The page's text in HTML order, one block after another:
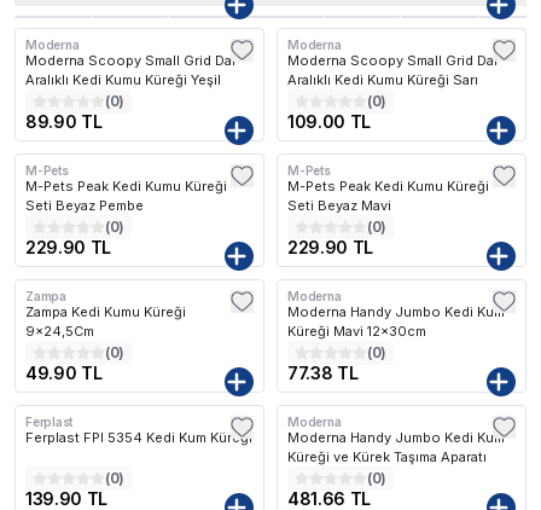
Moderna
Moderna Scoopy Small Grid Dar
Aralıklı Kedi Kumu Küreği Yeşil
(0)
89.90 TL
Moderna
Moderna Scoopy Small Grid Dar
Aralıklı Kedi Kumu Küreği Sarı
(0)
109.00 TL
M-Pets
M-Pets Peak Kedi Kumu Küreği
Seti Beyaz Pembe
(0)
229.90 TL
M-Pets
M-Pets Peak Kedi Kumu Küreği
Seti Beyaz Mavi
(0)
229.90 TL
Zampa
Zampa Kedi Kumu Küreği
9x24,5Cm
(0)
49.90 TL
Moderna
Moderna Handy Jumbo Kedi Kum
Küreği Mavi 12x30cm
(0)
77.38 TL
Ferplast
Ferplast FPI 5354 Kedi Kum Küreği
(0)
139.90 TL
Moderna
Moderna Handy Jumbo Kedi Kum
Küreği ve Kürek Taşıma Aparatı
(0)
481.66 TL